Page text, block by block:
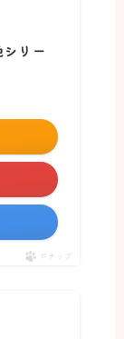
シリー
ポチップ